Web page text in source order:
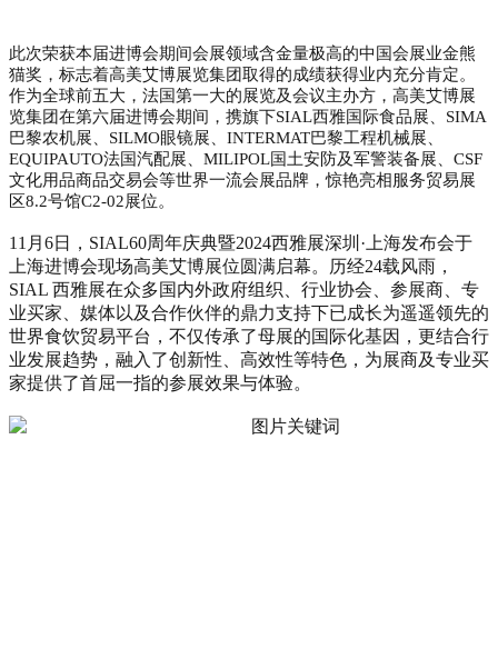
此次荣获本届进博会期间会展领域含金量极高的中国会展业金熊
猫奖，标志着高美艾博展览集团取得的成绩获得业内充分肯定。
作为全球前五大，法国第一大的展览及会议主办方，高美艾博展
览集团在第六届进博会期间，携旗下SIAL西雅国际食品展、SIMA
巴黎农机展、SILMO眼镜展、INTERMAT巴黎工程机械展、
EQUIPAUTO法国汽配展、MILIPOL国土安防及军警装备展、CSF
文化用品商品交易会等世界一流会展品牌，惊艳亮相服务贸易展
区8.2号馆C2-02展位。
11月6日，SIAL60周年庆典暨2024西雅展深圳·上海发布会于
上海进博会现场高美艾博展位圆满启幕。
历经24载风雨，
SIAL 西雅展在众多国内外政府组织、行业协会、参展商、专
业买家、媒体以及合作伙伴的鼎力支持下已成长为遥遥领先的
世界食饮贸易平台，不仅传承了母展的国际化基因，更结合行
业发展趋势，融入了创新性、高效性等特色，为展商及专业买
家提供了首屈一指的参展效果与体验。